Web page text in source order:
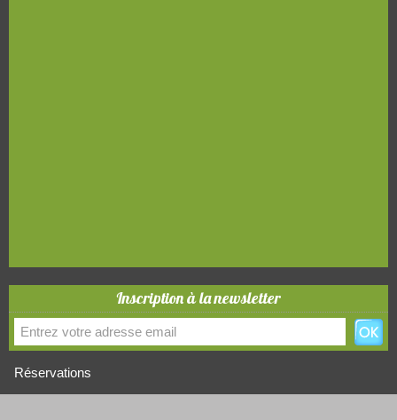
Inscription à la newsletter
Réservations